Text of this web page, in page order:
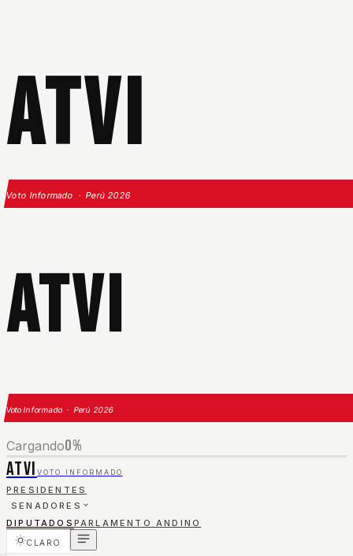
ATVI
Voto Informado · Perú 2026
ATVI
Voto Informado · Perú 2026
Cargando0%
ATVI VOTO INFORMADO
PRESIDENTES
SENADORES
DIPUTADOS PARLAMENTO ANDINO
CLARO